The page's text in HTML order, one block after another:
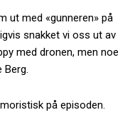
ut med «gunneren» på
snakket vi oss ut av
med dronen, men noe
på episoden.